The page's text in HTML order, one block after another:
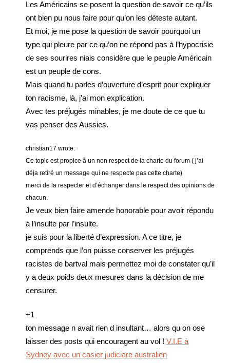
Les Américains se posent la question de savoir ce qu’ils
ont bien pu nous faire pour qu’on les déteste autant.
Et moi, je me pose la question de savoir pourquoi un
type qui pleure par ce qu’on ne répond pas à l’hypocrisie
de ses sourires niais considére que le peuple Américain
est un peuple de cons.
Mais quand tu parles d’ouverture d’esprit pour expliquer
ton racisme, là, j’ai mon explication.
Avec tes préjugés minables, je me doute de ce que tu
vas penser des Aussies.
christian17 wrote:
Ce topic est propice à un non respect de la charte du forum ( j’ai
déja retiré un message qui ne respecte pas cette charte)
merci de la respecter et d’échanger dans le respect des opinions de
chacun.
Je veux bien faire amende honorable pour avoir répondu
à l’insulte par l’insulte.
je suis pour la liberté d’expression. A ce titre, je
comprends que l’on puisse conserver les préjugés
racistes de bartval mais permettez moi de constater qu’il
y a deux poids deux mesures dans la décision de me
censurer.
+1
ton message n avait rien d insultant… alors qu on ose
laisser des posts qui encouragent au vol ! V.I.E à
Sydney avec un casier judiciare australien